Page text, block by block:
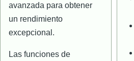
avanzada para obtener
un rendimiento
excepcional.
Las funciones de